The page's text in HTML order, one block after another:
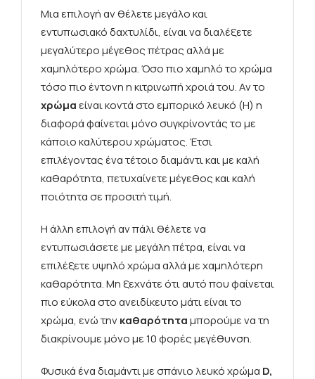
Μια επιλογή αν θέλετε μεγάλο και
εντυπωσιακό δαχτυλίδι, είναι να διαλέξετε
μεγαλύτερο μέγεθος πέτρας αλλά με
χαμηλότερο χρώμα. Όσο πιο χαμηλό το χρώμα
τόσο πιο έντονη η κιτρινωπή χροιά του. Αν το
χρώμαείναι κοντά στο εμπορικό λευκό (H) η
διαφορά φαίνεται μόνο συγκρίνοντάς το με
κάποιο καλύτερου χρώματος. Έτσι
επιλέγοντας ένα τέτοιο διαμάντι και με καλή
καθαρότητα, πετυχαίνετε μέγεθος και καλή
ποιότητα σε προσιτή τιμή.
Η άλλη επιλογή αν πάλι θέλετε να
εντυπωσιάσετε με μεγάλη πέτρα, είναι να
επιλέξετε υψηλό χρώμα αλλά με χαμηλότερη
καθαρότητα. Μη ξεχνάτε ότι αυτό που φαίνεται
πιο εύκολα στο ανειδίκευτο μάτι είναι το
χρώμα, ενώ τηνκαθαρότηταμπορούμε να τη
διακρίνουμε μόνο με 10 φορές μεγέθυνση.
Φυσικά ένα διαμάντι με σπάνιο λευκό χρώμα D,